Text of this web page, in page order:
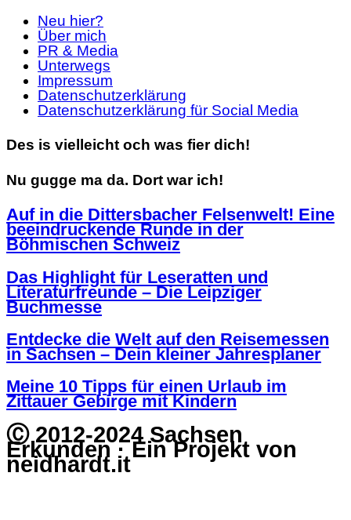
Neu hier?
Über mich
PR & Media
Unterwegs
Impressum
Datenschutzerklärung
Datenschutzerklärung für Social Media
Des is vielleicht och was fier dich!
Nu gugge ma da. Dort war ich!
Auf in die Dittersbacher Felsenwelt! Eine
beeindruckende Runde in der
Böhmischen Schweiz
Das Highlight für Leseratten und
Literaturfreunde – Die Leipziger
Buchmesse
Entdecke die Welt auf den Reisemessen
in Sachsen – Dein kleiner Jahresplaner
Meine 10 Tipps für einen Urlaub im
Zittauer Gebirge mit Kindern
Ⓒ 2012-2024 Sachsen
Erkunden · Ein Projekt von
neidhardt.it